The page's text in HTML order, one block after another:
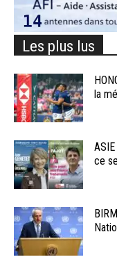
Les plus lus
la
ce